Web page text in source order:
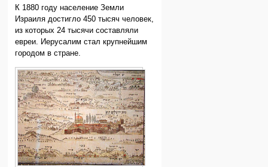
К 1880 году население Земли
Израиля достигло 450 тысяч человек,
из которых 24 тысячи составляли
евреи. Иерусалим стал крупнейшим
городом в стране.